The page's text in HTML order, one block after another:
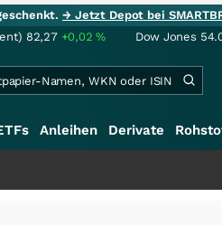
→ Jetzt Depot bei
82,27 +0,02% Dow Jones
Anleihen Derivate